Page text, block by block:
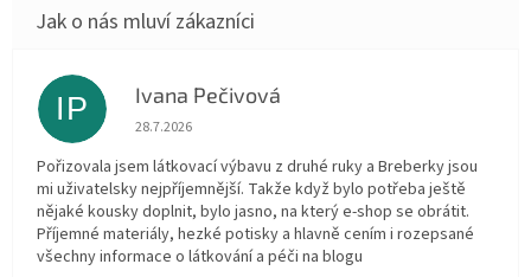
IP Ivana Pečivová
Hodnocení obchodu je 5 z 5 hvězdiček.
28.7.2026
Pořizovala jsem látkovací výbavu z druhé ruky a Breberky jsou
mi uživatelsky nejpříjemnější. Takže když bylo potřeba ještě
nějaké kousky doplnit, bylo jasno, na který e-shop se obrátit.
Příjemné materiály, hezké potisky a hlavně cením i rozepsané
všechny informace o látkování a péči na blogu